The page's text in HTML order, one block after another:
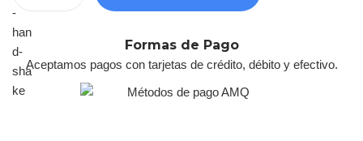
Formas de Pago
Aceptamos pagos con tarjetas de crédito, débito y efectivo.